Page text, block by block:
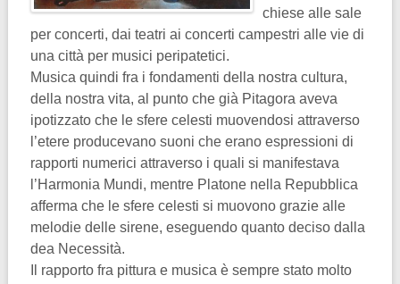
chiese alle sale
per concerti, dai teatri ai concerti campestri alle vie di
una città per musici peripatetici.
Musica quindi fra i fondamenti della nostra cultura,
della nostra vita, al punto che già Pitagora aveva
ipotizzato che le sfere celesti muovendosi attraverso
l’etere producevano suoni che erano espressioni di
rapporti numerici attraverso i quali si manifestava
l’Harmonia Mundi, mentre Platone nella Repubblica
afferma che le sfere celesti si muovono grazie alle
melodie delle sirene, eseguendo quanto deciso dalla
dea Necessità.
Il rapporto fra pittura e musica è sempre stato molto